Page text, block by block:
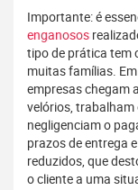
Importante: é
enganosos
tipo de prática tem
muitas famílias.
empresas chegam
velórios, trabalham
negligenciam o
prazos de entrega
reduzidos, que
o cliente a uma